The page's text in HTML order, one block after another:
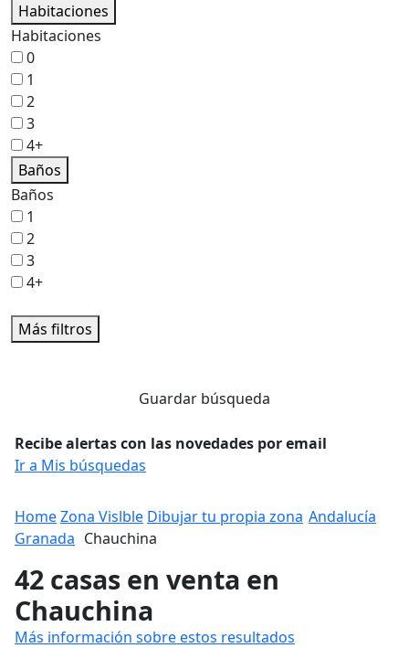
Habitaciones
Habitaciones
0
1
2
3
4+
Baños
Baños
1
2
3
4+
Más filtros
Guardar búsqueda
Recibe alertas con las novedades por email
Ir a Mis búsquedas
HomeZona Vislble Dibujar tu propia zona Andalucía
Granada Chauchina
42 casas en venta en
Chauchina
Más información sobre estos resultados